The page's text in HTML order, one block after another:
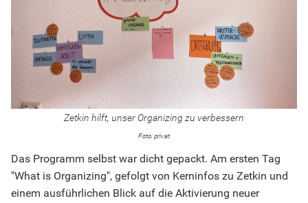
Zetkin hilft, unser Organizing zu verbessern
privat
Das Programm selbst war dicht gepackt. Am ersten Tag
"What is Organizing", gefolgt von Kerninfos zu Zetkin und
einem ausführlichen Blick auf die Aktivierung neuer